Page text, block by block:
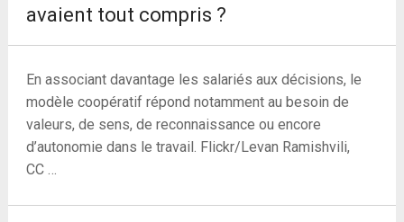
avaient tout compris ?
En associant davantage les salariés aux décisions, le
modèle coopératif répond notamment au besoin de
valeurs, de sens, de reconnaissance ou encore
d’autonomie dans le travail. Flickr/Levan Ramishvili,
CC …